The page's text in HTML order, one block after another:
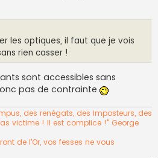
les optiques, il faut que je vois
rien casser !
sont accessibles sans
pas de contrainte
des renégats, des imposteurs, des
victime ! Il est complice !" George
de l'Or, vos fesses ne vous